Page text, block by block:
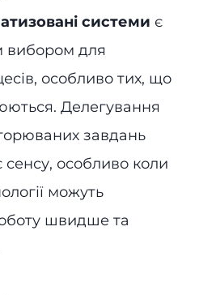
системи є
вибором для
особливо тих, що
Делегування
завдань
особливо коли
можуть
швидше та